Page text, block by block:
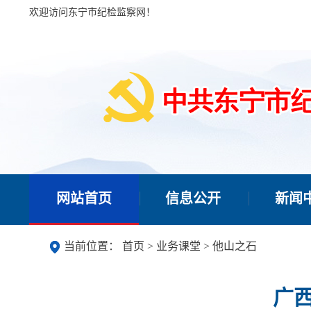
欢迎访问东宁市纪检监察网！
网站首页 信息公开 新闻
当前位置： 首页 > 业务课堂 > 他山之石
广